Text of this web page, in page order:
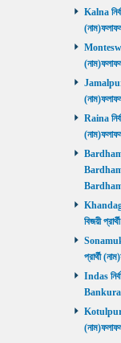
Kalna
Jamalpur
Raina
বিজয়ী
প্রার্থী
Indas
Bankura
Kotulpur